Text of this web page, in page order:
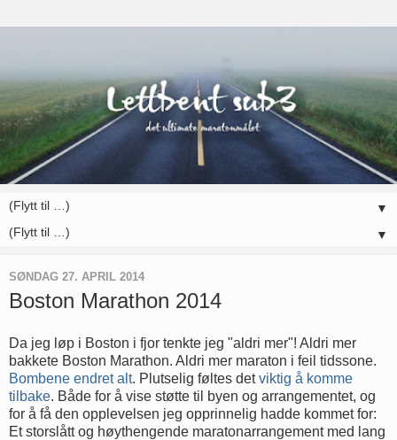
▼
▼
SØNDAG 27. APRIL 2014
Boston Marathon 2014
Da jeg løp i Boston i fjor tenkte jeg "aldri mer"! Aldri mer
bakkete Boston Marathon. Aldri mer maraton i feil tidssone.
Bombene endret alt. Plutselig føltes detviktig å komme
tilbake. Både for å vise støtte til byen og arrangementet, og
for å få den opplevelsen jeg opprinnelig hadde kommet for:
Et storslått og høythengende maratonarrangement med lang